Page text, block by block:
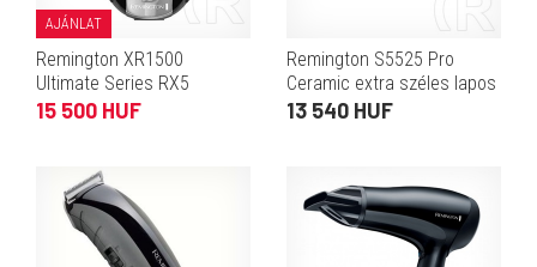
AJÁNLAT
Remington XR1500
Ultimate Series RX5
fejborotva
15 500 HUF
Remington S5525 Pro
Ceramic extra széles lapos
hajsimító
13 540 HUF